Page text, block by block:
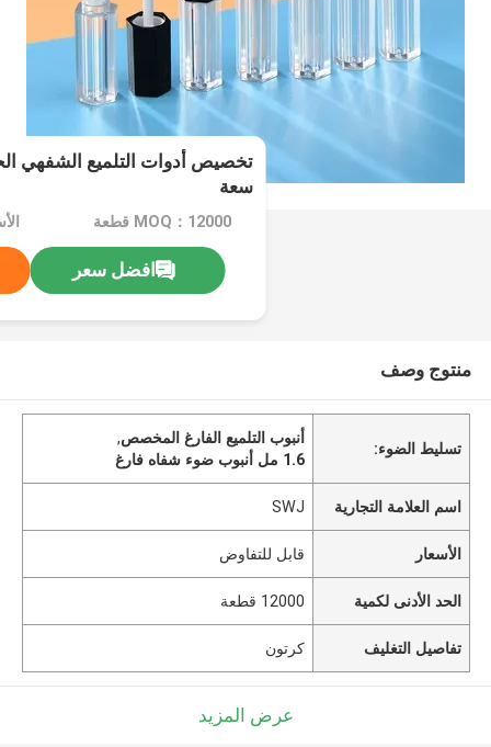
سعة
MOQ：12000 قطعة
افضل سعر
منتوج وصف
تسليط الضوء:
أنبوب التلميع الفارغ المخصص,
1.6 مل أنبوب ضوء شفاه فارغ
اسم العلامة التجارية SWJ
الأسعار قابل للتفاوض
الحد الأدنى لكمية 12000 قطعة
تفاصيل التغليف كرتون
عرض المزيد